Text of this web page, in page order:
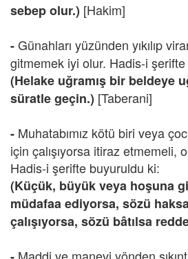
sebep olur.) [Hakim]
-Günahları yüzünden yıkılıp
gitmemek iyi olur. Hadis-i
(Helake uğramış bir beldeye
süratle geçin.) [Taberani]
- Muhatabımız kötü biri veya
için çalışıyorsa itiraz etmemeli,
Hadis-i şerifte buyuruldu ki:
(Küçük, büyük veya hoşuna
müdafaa ediyorsa, sözü
çalışıyorsa, sözü bâtılsa